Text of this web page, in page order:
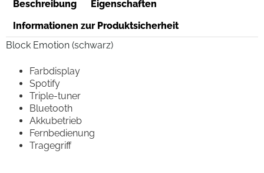
Beschreibung
Eigenschaften
Informationen zur Produktsicherheit
Block Emotion (schwarz)
Farbdisplay
Spotify
Triple-tuner
Bluetooth
Akkubetrieb
Fernbedienung
Tragegriff